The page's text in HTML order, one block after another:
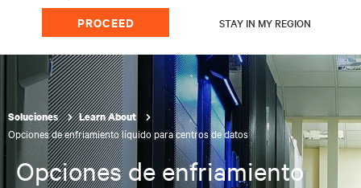
PROCEED STAY IN MY REGION
Soluciones Learn About
Opciones de enfriamiento líquido para centros de datos
Opciones de enfriamiento